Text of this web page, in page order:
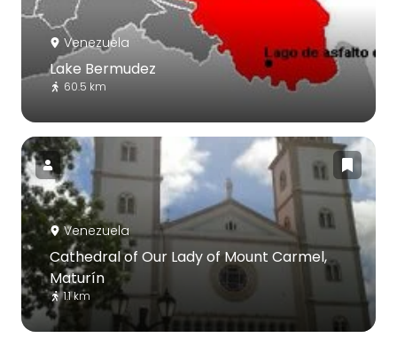
Venezuela
Lake Bermudez
60.5 km
Venezuela
Cathedral of Our Lady of Mount Carmel,
Maturín
1.1 km